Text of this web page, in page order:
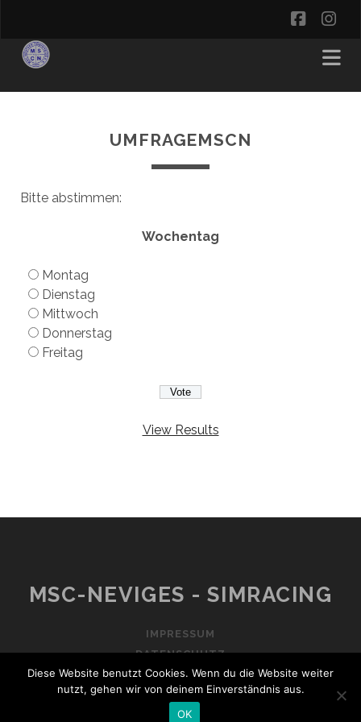
UMFRAGEMSCN
Bitte abstimmen:
Wochentag
Montag
Dienstag
Mittwoch
Donnerstag
Freitag
View Results
MSC-NEVIGES - SIMRACING
IMPRESSUM
DATENSCHUTZ
Diese Website benutzt Cookies. Wenn du die Website weiter
nutzt, gehen wir von deinem Einverständnis aus.
OK